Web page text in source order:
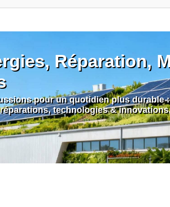
Réparation,
pour un quotidien plus durable
technologies &